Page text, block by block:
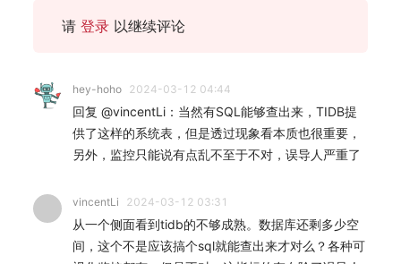
请 登录 以继续评论
hey-hoho 2024-03-12 04:44
回复 @vincentLi：当然有SQL能够查出来，TIDB提
供了这样的系统表，但是透过现象看本质也很重要，
另外，监控只能说有点乱不至于不对，误导人严重了
vincentLi 2024-03-12 03:31
从一个侧面看到tidb的不够成熟。数据库还剩多少空
间，这个不是应该搞个sql就能查出来才对么？各种可